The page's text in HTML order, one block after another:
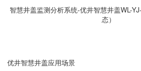
智慧井盖监测分析系统-优井智慧井盖WL-
态）
优井智慧井盖应用场景